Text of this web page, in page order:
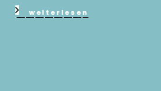
weiterlesen